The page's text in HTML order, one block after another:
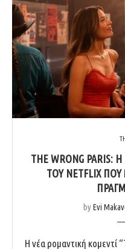
THE WRONG
ΤΟΥ NETFLIX
byEvi
Η νέα ρομαντική κομεντί